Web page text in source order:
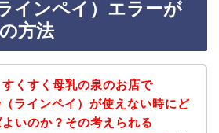
インペイ）エラーが
方法
くすく母乳の泉のお店で
ラインペイ）が使えない時にど
よいのか？その考えられる